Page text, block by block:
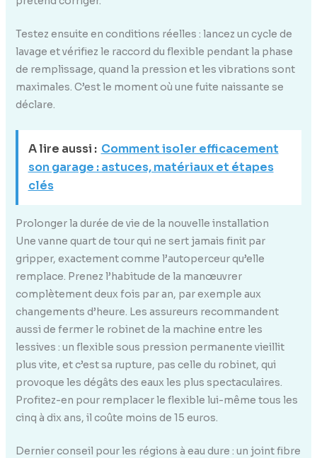
Testez ensuite en conditions réelles : lancez un cycle de
lavage et vérifiez le raccord du flexible pendant la phase
de remplissage, quand la pression et les vibrations sont
maximales. C’est le moment où une fuite naissante se
déclare.
A lire aussi : Comment isoler efficacement
son garage : astuces, matériaux et étapes
clés
Prolonger la durée de vie de la nouvelle installation
Une vanne quart de tour qui ne sert jamais finit par
gripper, exactement comme l’autoperceur qu’elle
remplace. Prenez l’habitude de la manœuvrer
complètement deux fois par an, par exemple aux
changements d’heure. Les assureurs recommandent
aussi de fermer le robinet de la machine entre les
lessives : un flexible sous pression permanente vieillit
plus vite, et c’est sa rupture, pas celle du robinet, qui
provoque les dégâts des eaux les plus spectaculaires.
Profitez-en pour remplacer le flexible lui-même tous les
cinq à dix ans, il coûte moins de 15 euros.
Dernier conseil pour les régions à eau dure : un joint fibre